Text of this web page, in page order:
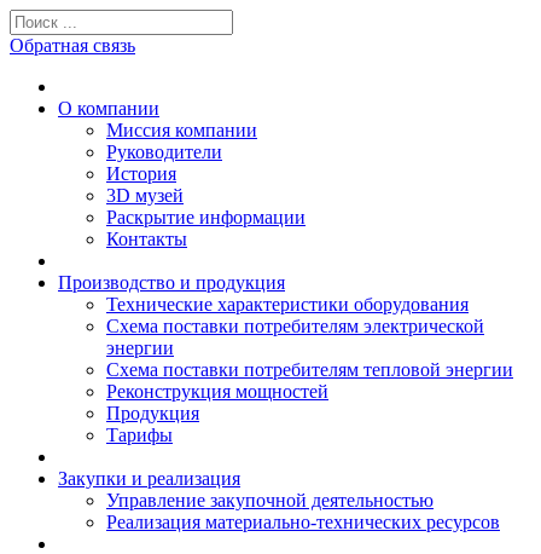
Обратная связь
О компании
Миссия компании
Руководители
История
3D музей
Раскрытие информации
Контакты
Производство и продукция
Технические характеристики оборудования
Схема поставки потребителям электрической
энергии
Схема поставки потребителям тепловой энергии
Реконструкция мощностей
Продукция
Тарифы
Закупки и реализация
Управление закупочной деятельностью
Реализация материально-технических ресурсов